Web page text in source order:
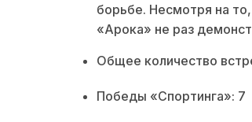
борьбе. Несмотря на
«Арока» не раз
Общее количество
Победы «Спортинга»: 7